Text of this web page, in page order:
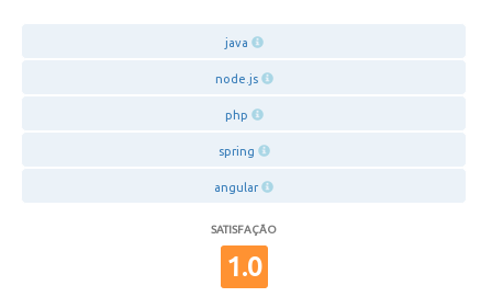
java
node.js
php
spring
angular
SATISFAÇÃO
1.0